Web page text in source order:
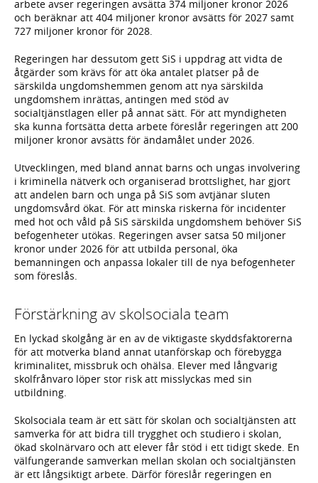
arbete avser regeringen avsätta 374 miljoner kronor 2026
och beräknar att 404 miljoner kronor avsätts för 2027 samt
727 miljoner kronor för 2028.
Regeringen har dessutom gett SiS i uppdrag att vidta de
åtgärder som krävs för att öka antalet platser på de
särskilda ungdomshemmen genom att nya särskilda
ungdomshem inrättas, antingen med stöd av
socialtjänstlagen eller på annat sätt. För att myndigheten
ska kunna fortsätta detta arbete föreslår regeringen att 200
miljoner kronor avsätts för ändamålet under 2026.
Utvecklingen, med bland annat barns och ungas involvering
i kriminella nätverk och organiserad brottslighet, har gjort
att andelen barn och unga på SiS som avtjänar sluten
ungdomsvård ökat. För att minska riskerna för incidenter
med hot och våld på SiS särskilda ungdomshem behöver SiS
befogenheter utökas. Regeringen avser satsa 50 miljoner
kronor under 2026 för att utbilda personal, öka
bemanningen och anpassa lokaler till de nya befogenheter
som föreslås.
Förstärkning av skolsociala team
En lyckad skolgång är en av de viktigaste skyddsfaktorerna
för att motverka bland annat utanförskap och förebygga
kriminalitet, missbruk och ohälsa. Elever med långvarig
skolfrånvaro löper stor risk att misslyckas med sin
utbildning.
Skolsociala team är ett sätt för skolan och socialtjänsten att
samverka för att bidra till trygghet och studiero i skolan,
ökad skolnärvaro och att elever får stöd i ett tidigt skede. En
välfungerande samverkan mellan skolan och socialtjänsten
är ett långsiktigt arbete. Därför föreslår regeringen en